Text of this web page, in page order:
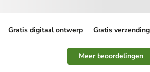
Gratis digitaal ontwerp Gratis verzending
Meer beoordelingen